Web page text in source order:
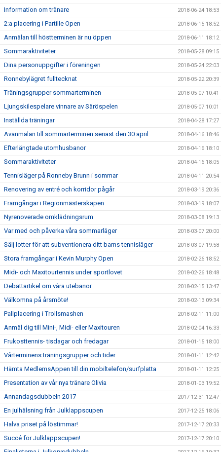
Information om tränare 2018-06-24 18:53
2:a placering i Partille Open 2018-06-15 18:52
Anmälan till höstterminen är nu öppen 2018-06-11 18:12
Sommaraktiviteter 2018-05-28 09:15
Dina personuppgifter i föreningen 2018-05-24 22:03
Ronnebylägret fulltecknat 2018-05-22 20:39
Träningsgrupper sommarterminen 2018-05-07 10:41
Ljungskilespelare vinnare av Säröspelen 2018-05-07 10:01
Inställda träningar 2018-04-28 17:27
Avanmälan till sommarterminen senast den 30 april 2018-04-16 18:46
Efterlängtade utomhusbanor 2018-04-16 18:10
Sommaraktiviteter 2018-04-16 18:05
Tennisläger på Ronneby Brunn i sommar 2018-04-11 20:54
Renovering av entré och korridor pågår 2018-03-19 20:36
Framgångar i Regionmästerskapen 2018-03-19 18:07
Nyrenoverade omklädningsrum 2018-03-08 19:13
Var med och påverka våra sommarläger 2018-03-07 20:00
Sälj lotter för att subventionera ditt barns tennisläger 2018-03-07 19:58
Stora framgångar i Kevin Murphy Open 2018-02-26 18:52
Midi- och Maxitourtennis under sportlovet 2018-02-26 18:48
Debattartikel om våra utebanor 2018-02-15 13:47
Välkomna på årsmöte! 2018-02-13 09:34
Pallplacering i Trollsmashen 2018-02-11 11:00
Anmäl dig till Mini-, Midi- eller Maxitouren 2018-02-04 16:33
Frukosttennis- tisdagar och fredagar 2018-01-15 18:00
Vårterminens träningsgrupper och tider 2018-01-11 12:42
Hämta MedlemsAppen till din mobiltelefon/surfplatta 2018-01-11 12:25
Presentation av vår nya tränare Olivia 2018-01-03 19:52
Annandagsdubbeln 2017 2017-12-31 12:47
En julhälsning från Julklappscupen 2017-12-25 18:06
Halva priset på löstimmar! 2017-12-17 20:33
Succé för Julklappscupen! 2017-12-17 20:10